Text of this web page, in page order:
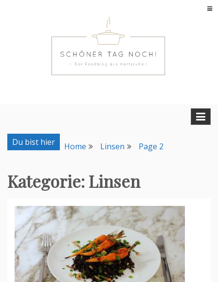
Du bist hier Home Linsen Page 2
Kategorie:Linsen